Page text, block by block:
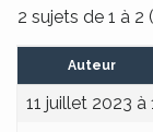
2 sujets de 1 à
Auteur
11 juillet 2023 à